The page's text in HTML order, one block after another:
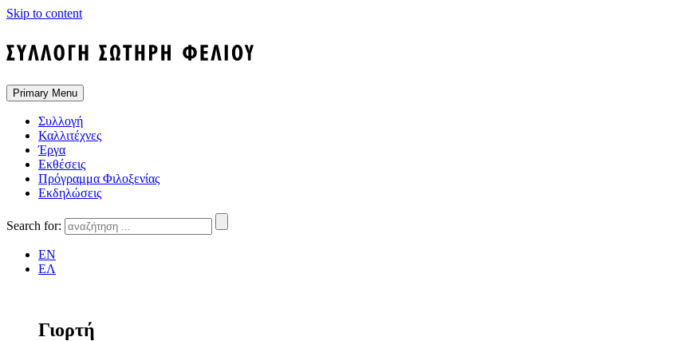
Skip to content
Primary Menu
Συλλογή
Καλλιτέχνες
Έργα
Εκθέσεις
Πρόγραμμα Φιλοξενίας
Εκδηλώσεις
Search for:
EN
ΕΛ
Γιορτή